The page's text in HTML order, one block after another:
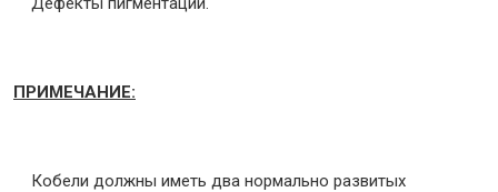
ПРИМЕЧАНИЕ:
Кобели должны иметь два нормально развитых